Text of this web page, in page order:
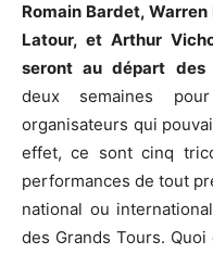
Romain Bardet,
Latour, et Arthur
seront au départ des
deux semaines
organisateurs qui
effet, ce sont cinq
performances de tout
national ou
des Grands Tours.